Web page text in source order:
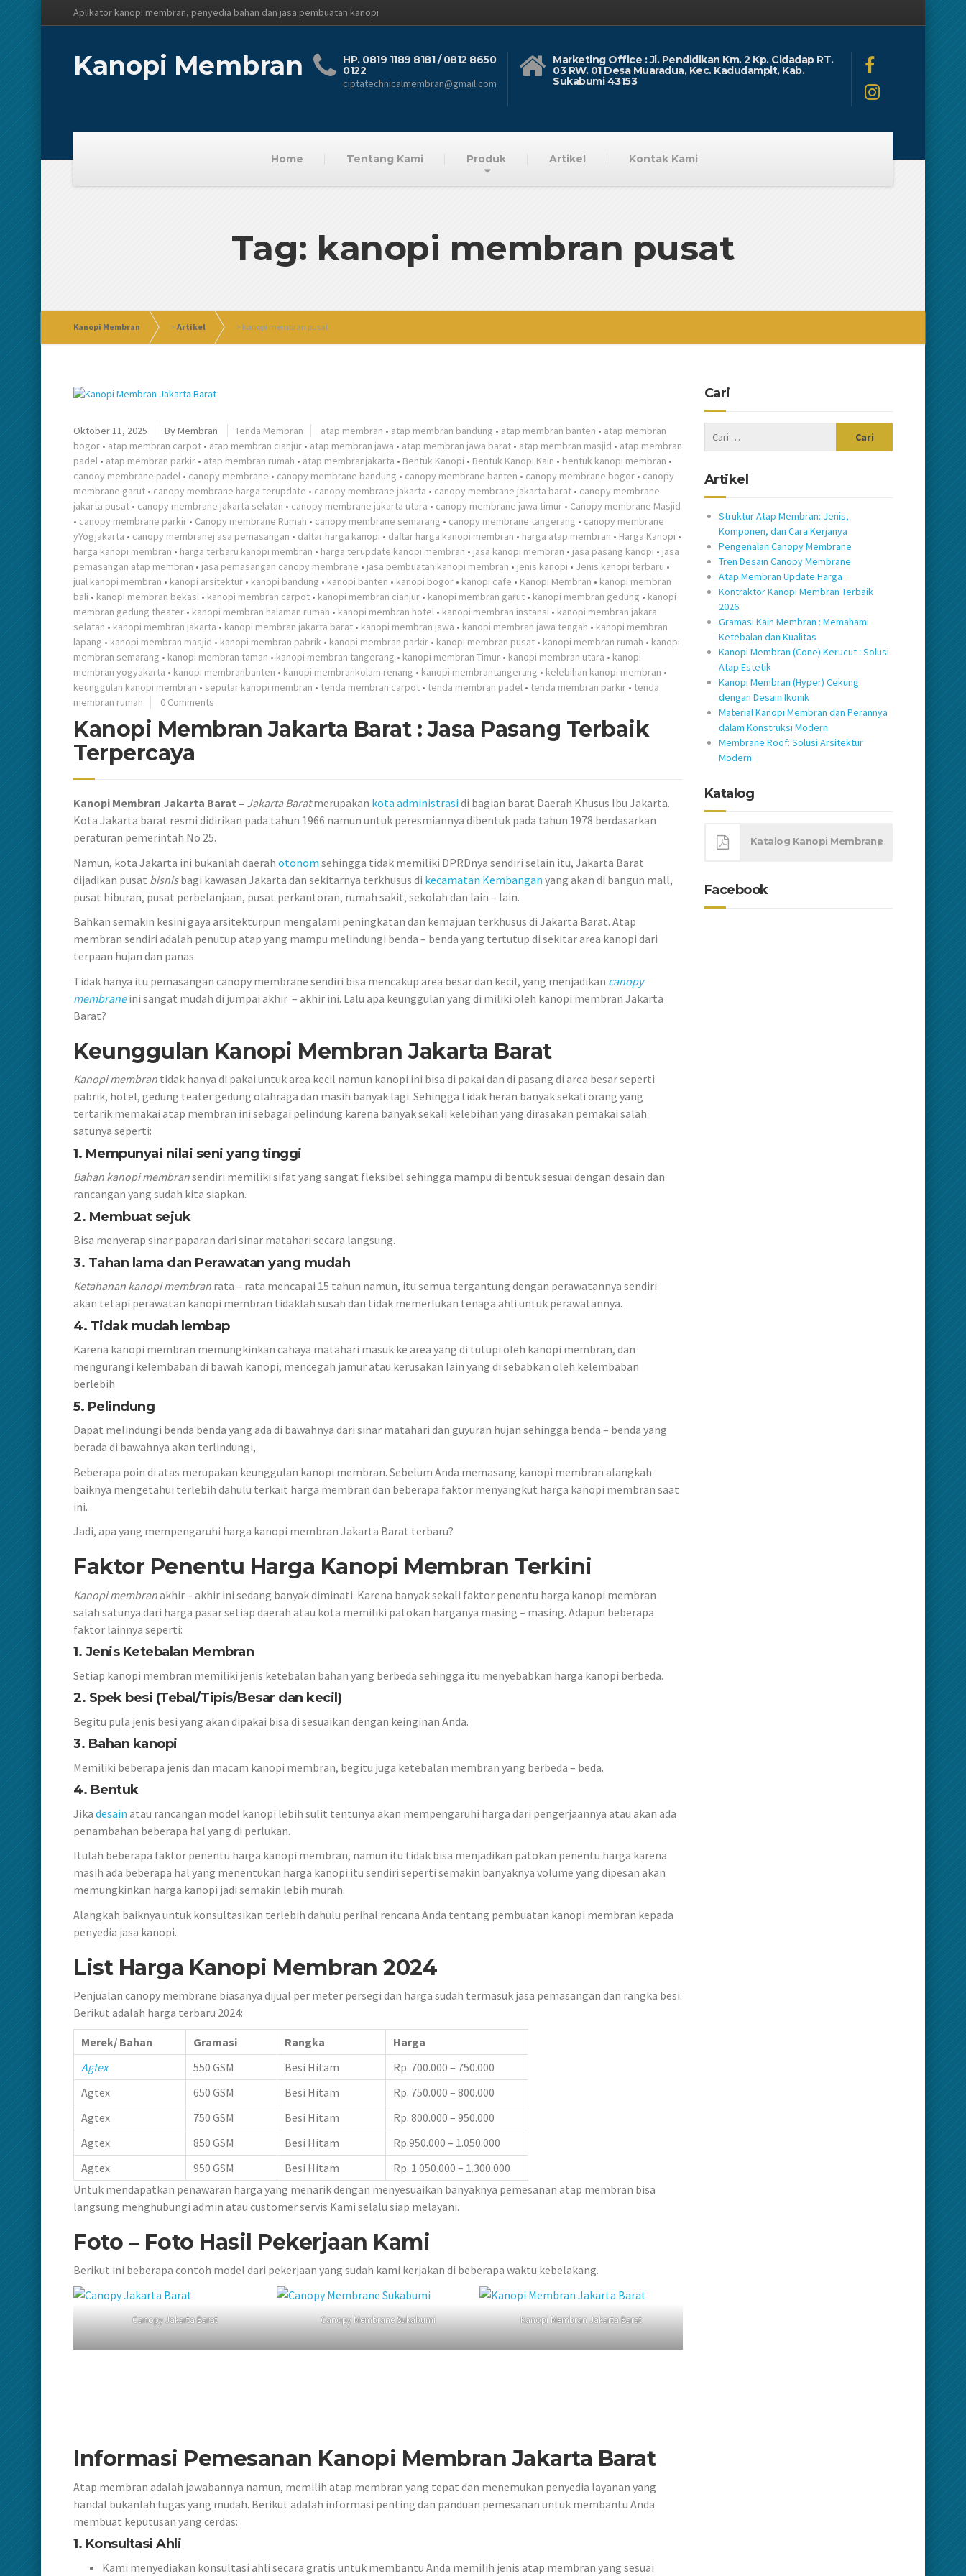
Aplikator kanopi membran, penyedia bahan dan jasa pembuatan kanopi
Kanopi Membran
HP. 0819 1189 8181 / 0812 8650
0122
ciptatechnicalmembran@gmail.com
Marketing Office : Jl. Pendidikan Km. 2 Kp. Cidadap RT.
03 RW. 01 Desa Muaradua, Kec. Kadudampit, Kab.
Sukabumi 43153
Home Tentang Kami Produk Artikel Kontak Kami
Tag: kanopi membran pusat
Kanopi Membran > Artikel > kanopi membran pusat
Oktober 11, 2025 ByMembran Tenda Membran atap membran • atap membran bandung • atap membran banten • atap membran
bogor • atap membran carpot • atap membran cianjur • atap membran jawa • atap membran jawa barat • atap membran masjid • atap membran
padel • atap membran parkir • atap membran rumah • atap membranjakarta • Bentuk Kanopi • Bentuk Kanopi Kain • bentuk kanopi membran •
canooy membrane padel • canopy membrane • canopy membrane bandung • canopy membrane banten • canopy membrane bogor • canopy
membrane garut • canopy membrane harga terupdate • canopy membrane jakarta • canopy membrane jakarta barat • canopy membrane
jakarta pusat • canopy membrane jakarta selatan • canopy membrane jakarta utara • canopy membrane jawa timur • Canopy membrane Masjid
• canopy membrane parkir • Canopy membrane Rumah • canopy membrane semarang • canopy membrane tangerang • canopy membrane
yYogjakarta • canopy membranej asa pemasangan • daftar harga kanopi • daftar harga kanopi membran • harga atap membran • Harga Kanopi •
harga kanopi membran • harga terbaru kanopi membran • harga terupdate kanopi membran • jasa kanopi membran • jasa pasang kanopi • jasa
pemasangan atap membran • jasa pemasangan canopy membrane • jasa pembuatan kanopi membran • jenis kanopi • Jenis kanopi terbaru •
jual kanopi membran • kanopi arsitektur • kanopi bandung • kanopi banten • kanopi bogor • kanopi cafe • Kanopi Membran • kanopi membran
bali • kanopi membran bekasi • kanopi membran carpot • kanopi membran cianjur • kanopi membran garut • kanopi membran gedung • kanopi
membran gedung theater • kanopi membran halaman rumah • kanopi membran hotel • kanopi membran instansi • kanopi membran jakara
selatan • kanopi membran jakarta • kanopi membran jakarta barat • kanopi membran jawa • kanopi membran jawa tengah • kanopi membran
lapang • kanopi membran masjid • kanopi membran pabrik • kanopi membran parkir • kanopi membran pusat • kanopi membran rumah • kanopi
membran semarang • kanopi membran taman • kanopi membran tangerang • kanopi membran Timur • kanopi membran utara • kanopi
membran yogyakarta • kanopi membranbanten • kanopi membrankolam renang • kanopi membrantangerang • kelebihan kanopi membran •
keunggulan kanopi membran • seputar kanopi membran • tenda membran carpot • tenda membran padel • tenda membran parkir • tenda
membran rumah
0 Comments
Kanopi Membran Jakarta Barat : Jasa Pasang Terbaik
Terpercaya
Kanopi Membran Jakarta Barat – Jakarta Baratmerupakan kota administrasi di bagian barat Daerah Khusus Ibu Jakarta.
Kota Jakarta barat resmi didirikan pada tahun 1966 namun untuk peresmiannya dibentuk pada tahun 1978 berdasarkan
peraturan pemerintah No 25.
Namun, kota Jakarta ini bukanlah daerah otonom sehingga tidak memiliki DPRDnya sendiri selain itu, Jakarta Barat
dijadikan pusat bisnisbagi kawasan Jakarta dan sekitarnya terkhusus di kecamatan Kembangan yang akan di bangun mall,
pusat hiburan, pusat perbelanjaan, pusat perkantoran, rumah sakit, sekolah dan lain – lain.
Bahkan semakin kesini gaya arsitekturpun mengalami peningkatan dan kemajuan terkhusus di Jakarta Barat. Atap
membran sendiri adalah penutup atap yang mampu melindungi benda – benda yang tertutup di sekitar area kanopi dari
terpaan hujan dan panas.
Tidak hanya itu pemasangan canopy membrane sendiri bisa mencakup area besar dan kecil, yang menjadikan canopy
membraneini sangat mudah di jumpai akhir – akhir ini. Lalu apa keunggulan yang di miliki oleh kanopi membran Jakarta
Barat?
Keunggulan Kanopi Membran Jakarta Barat
Kanopi membran tidak hanya di pakai untuk area kecil namun kanopi ini bisa di pakai dan di pasang di area besar seperti
pabrik, hotel, gedung teater gedung olahraga dan masih banyak lagi. Sehingga tidak heran banyak sekali orang yang
tertarik memakai atap membran ini sebagai pelindung karena banyak sekali kelebihan yang dirasakan pemakai salah
satunya seperti:
1. Mempunyai nilai seni yang tinggi
Bahan kanopi membransendiri memiliki sifat yang sangat fleksibel sehingga mampu di bentuk sesuai dengan desain dan
rancangan yang sudah kita siapkan.
2. Membuat sejuk
Bisa menyerap sinar paparan dari sinar matahari secara langsung.
3. Tahan lama dan Perawatan yang mudah
Ketahanan kanopi membran rata – rata mencapai 15 tahun namun, itu semua tergantung dengan perawatannya sendiri
akan tetapi perawatan kanopi membran tidaklah susah dan tidak memerlukan tenaga ahli untuk perawatannya.
4. Tidak mudah lembap
Karena kanopi membran memungkinkan cahaya matahari masuk ke area yang di tutupi oleh kanopi membran, dan
mengurangi kelembaban di bawah kanopi, mencegah jamur atau kerusakan lain yang di sebabkan oleh kelembaban
berlebih
5. Pelindung
Dapat melindungi benda benda yang ada di bawahnya dari sinar matahari dan guyuran hujan sehingga benda – benda yang
berada di bawahnya akan terlindungi,
Beberapa poin di atas merupakan keunggulan kanopi membran. Sebelum Anda memasang kanopi membran alangkah
baiknya mengetahui terlebih dahulu terkait harga membran dan beberapa faktor menyangkut harga kanopi membran saat
ini.
Jadi, apa yang mempengaruhi harga kanopi membran Jakarta Barat terbaru?
Faktor Penentu Harga Kanopi Membran Terkini
Kanopi membranakhir – akhir ini sedang banyak diminati. Karena banyak sekali faktor penentu harga kanopi membran
salah satunya dari harga pasar setiap daerah atau kota memiliki patokan harganya masing – masing. Adapun beberapa
faktor lainnya seperti:
1. Jenis Ketebalan Membran
Setiap kanopi membran memiliki jenis ketebalan bahan yang berbeda sehingga itu menyebabkan harga kanopi berbeda.
2. Spek besi (Tebal/Tipis/Besar dan kecil)
Begitu pula jenis besi yang akan dipakai bisa di sesuaikan dengan keinginan Anda.
3. Bahan kanopi
Memiliki beberapa jenis dan macam kanopi membran, begitu juga ketebalan membran yang berbeda – beda.
4. Bentuk
Jika desain atau rancangan model kanopi lebih sulit tentunya akan mempengaruhi harga dari pengerjaannya atau akan ada
penambahan beberapa hal yang di perlukan.
Itulah beberapa faktor penentu harga kanopi membran, namun itu tidak bisa menjadikan patokan penentu harga karena
masih ada beberapa hal yang menentukan harga kanopi itu sendiri seperti semakin banyaknya volume yang dipesan akan
memungkinkan harga kanopi jadi semakin lebih murah.
Alangkah baiknya untuk konsultasikan terlebih dahulu perihal rencana Anda tentang pembuatan kanopi membran kepada
penyedia jasa kanopi.
List Harga Kanopi Membran 2024
Penjualan canopy membrane biasanya dijual per meter persegi dan harga sudah termasuk jasa pemasangan dan rangka besi.
Berikut adalah harga terbaru 2024:
Merek/ Bahan Gramasi Rangka
Harga
Agtex
550 GSM Besi Hitam
Rp. 700.000 – 750.000
Agtex
650 GSM Besi Hitam
Rp. 750.000 – 800.000
Agtex
750 GSM Besi Hitam
Rp. 800.000 – 950.000
Agtex
850 GSM Besi Hitam
Rp.950.000 – 1.050.000
Agtex
950 GSM Besi Hitam
Rp. 1.050.000 – 1.300.000
Untuk mendapatkan penawaran harga yang menarik dengan menyesuaikan banyaknya pemesanan atap membran bisa
langsung menghubungi admin atau customer servis Kami selalu siap melayani.
Foto – Foto Hasil Pekerjaan Kami
Berikut ini beberapa contoh model dari pekerjaan yang sudah kami kerjakan di beberapa waktu kebelakang.
Canopy Jakarta Barat Canopy Membrane Sukabumi Kanopi Membran Jakarta Barat
Informasi Pemesanan Kanopi Membran Jakarta Barat
Atap membran adalah jawabannya namun, memilih atap membran yang tepat dan menemukan penyedia layanan yang
handal bukanlah tugas yang mudah. Berikut adalah informasi penting dan panduan pemesanan untuk membantu Anda
membuat keputusan yang cerdas:
1. Konsultasi Ahli
Kami menyediakan konsultasi ahli secara gratis untuk membantu Anda memilih jenis atap membran yang sesuai
Cari
Artikel
Struktur Atap Membran: Jenis,
Komponen, dan Cara Kerjanya
Pengenalan Canopy Membrane
Tren Desain Canopy Membrane
Atap Membran Update Harga
Kontraktor Kanopi Membran Terbaik
2026
Gramasi Kain Membran : Memahami
Ketebalan dan Kualitas
Kanopi Membran (Cone) Kerucut : Solusi
Atap Estetik
Kanopi Membran (Hyper) Cekung
dengan Desain Ikonik
Material Kanopi Membran dan Perannya
dalam Konstruksi Modern
Membrane Roof: Solusi Arsitektur
Modern
Katalog
Katalog Kanopi Membrane
Facebook